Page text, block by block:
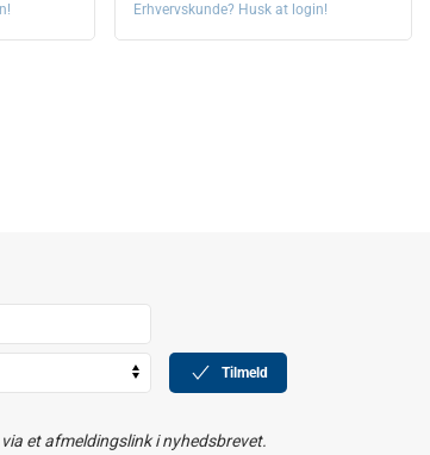
Erhvervskunde? Husk at login!
Tilmeld
et afmeldingslink i nyhedsbrevet.